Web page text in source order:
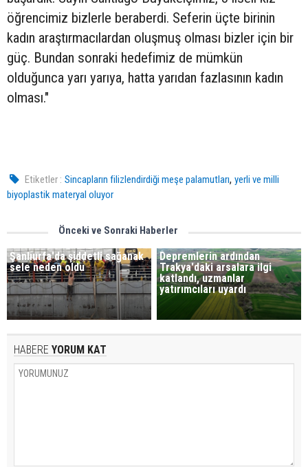
öğrencimiz bizlerle beraberdi. Seferin üçte birinin
kadın araştırmacılardan oluşmuş olması bizler için bir
güç. Bundan sonraki hedefimiz de mümkün
olduğunca yarı yarıya, hatta yarıdan fazlasının kadın
olması."
Etiketler : Sincapların filizlendirdiği meşe palamutları,yerli ve milli
biyoplastik materyal oluyor
Önceki ve Sonraki Haberler
Şanlıurfa'da şiddetli sağanak
sele neden oldu
Depremlerin ardından
Trakya'daki arsalara ilgi
katlandı, uzmanlar
yatırımcıları uyardı
HABERE YORUM KAT